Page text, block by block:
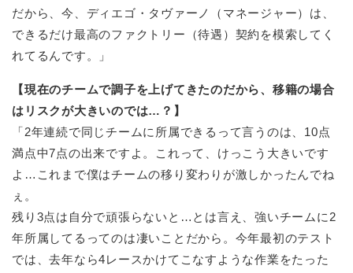
だから、今、ディエゴ・タヴァーノ（マネージャー）は、
できるだけ最高のファクトリー（待遇）契約を模索してく
れてるんです。」
【現在のチームで調子を上げてきたのだから、移籍の場合
はリスクが大きいのでは…？】
「2年連続で同じチームに所属できるって言うのは、10点
満点中7点の出来ですよ。これって、けっこう大きいです
よ…これまで僕はチームの移り変わりが激しかったんでね
ぇ。
残り3点は自分で頑張らないと…とは言え、強いチームに2
年所属してるってのは凄いことだから。今年最初のテスト
では、去年なら4レースかけてこなすような作業をたった